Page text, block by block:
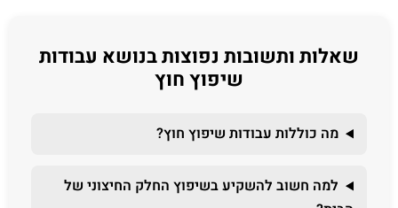
שאלות ותשובות נפוצות בנושא עבודות
שיפוץ חוץ
מה כוללות עבודות שיפוץ חוץ?
למה חשוב להשקיע בשיפוץ החלק החיצוני של